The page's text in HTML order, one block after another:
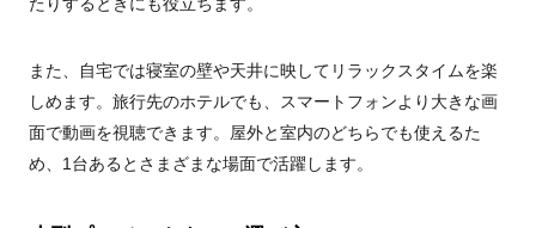
たりするときにも役立ちます。
また、自宅では寝室の壁や天井に映してリラックスタイムを楽
しめます。旅行先のホテルでも、スマートフォンより大きな画
面で動画を視聴できます。屋外と室内のどちらでも使えるた
め、1台あるとさまざまな場面で活躍します。